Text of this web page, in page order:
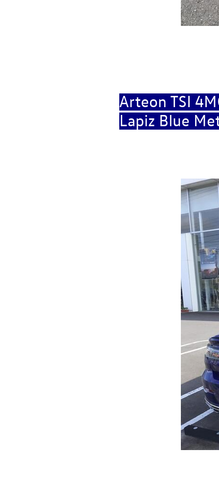
Arteon TSI
Lapiz Blue